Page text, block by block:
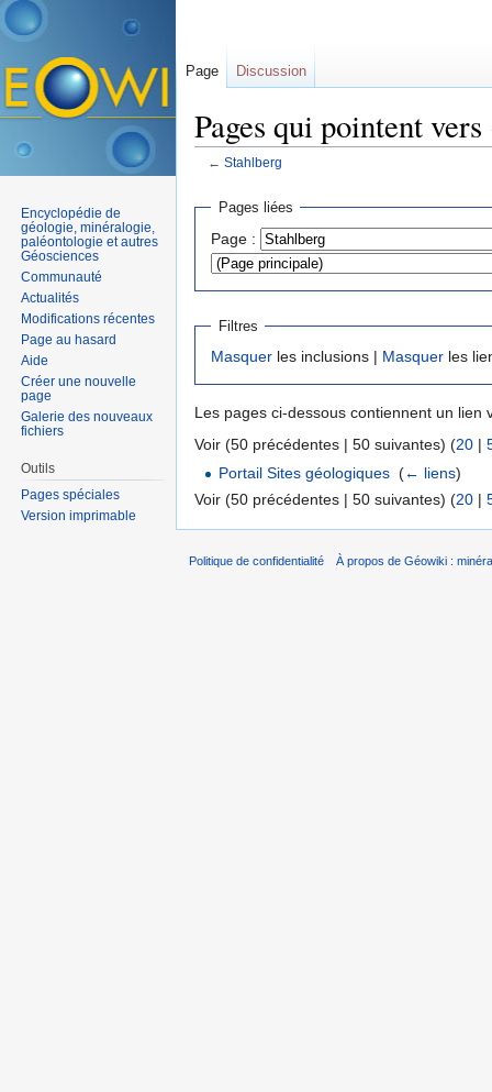
Pages qui pointent
← Stahlberg
Pages liées
Page :
Filtres
Masquer les inclusions | Masquer les
Les pages ci-dessous contiennent un lien
Voir (50 précédentes | 50 suivantes) (20 |
Portail Sites géologiques ‎(← liens)
Voir (50 précédentes | 50 suivantes) (20 |
Page Discussion
Encyclopédie de
géologie, minéralogie,
paléontologie et autres
Géosciences
Communauté
Actualités
Modifications récentes
Page au hasard
Aide
Créer une nouvelle
page
Galerie des nouveaux
fichiers
Outils
Pages spéciales
Version imprimable
Politique de confidentialité À propos de Géowiki :